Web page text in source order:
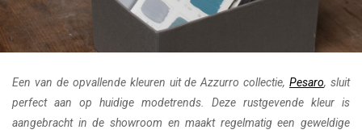
Een van de opvallende kleuren uit de Azzurro collectie,Pesaro, sluit
perfect aan op huidige modetrends. Deze rustgevende kleur is
aangebracht in de showroom en maakt regelmatig een geweldige